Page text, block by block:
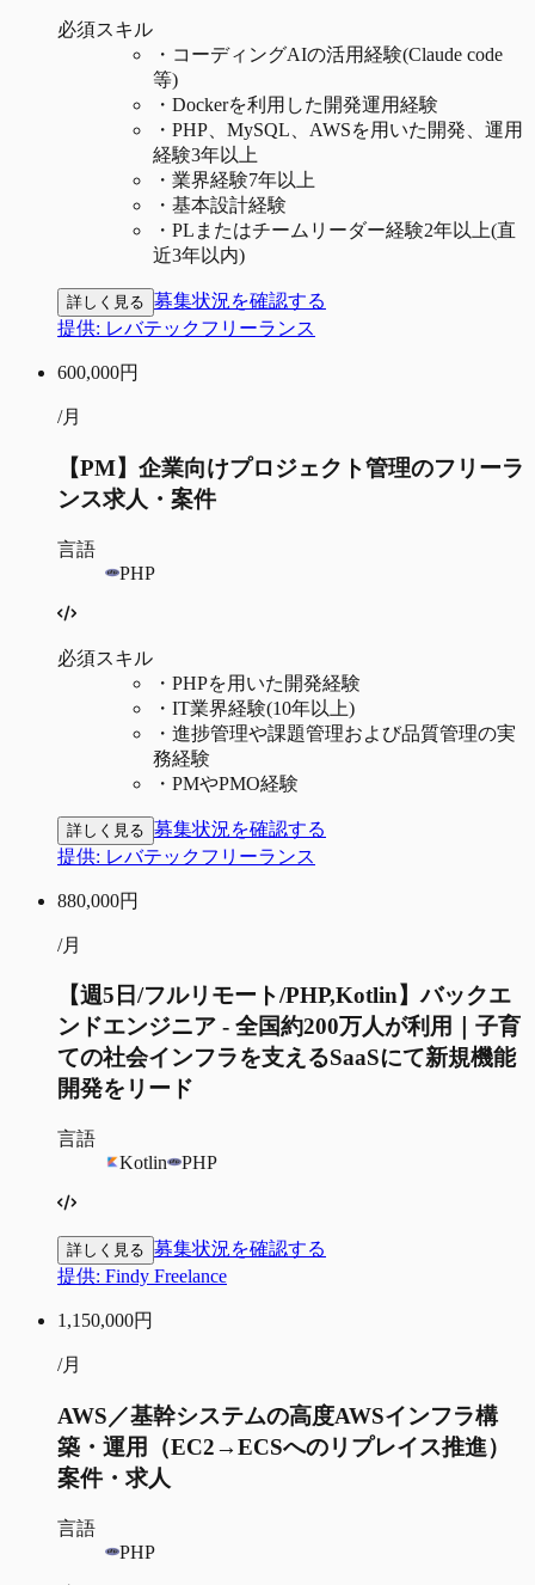
必須スキル
・ コーディングAIの活用経験(Claude code
等)
・ Dockerを利用した開発運用経験
・ PHP、MySQL、AWSを用いた開発、運用
経験3年以上
・ 業界経験7年以上
・ 基本設計経験
・ PLまたはチームリーダー経験2年以上(直
近3年以内)
詳しく見る 募集状況を確認する
提供: レバテックフリーランス
600,000円
/月
【PM】企業向けプロジェクト管理のフリーラ
ンス求人・案件
言語
PHP
必須スキル
・ PHPを用いた開発経験
・ IT業界経験(10年以上)
・ 進捗管理や課題管理および品質管理の実
務経験
・ PMやPMO経験
詳しく見る 募集状況を確認する
提供: レバテックフリーランス
880,000円
/月
【週5日/フルリモート/PHP,Kotlin】バックエ
ンドエンジニア - 全国約200万人が利用｜子育
ての社会インフラを支えるSaaSにて新規機能
開発をリード
言語
Kotlin
PHP
詳しく見る 募集状況を確認する
提供: Findy Freelance
1,150,000円
/月
AWS／基幹システムの高度AWSインフラ構
築・運用（EC2→ECSへのリプレイス推進）
案件・求人
言語
PHP